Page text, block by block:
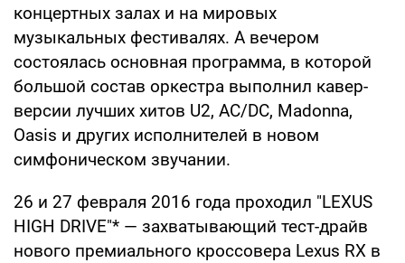
концертных залах и на мировых
музыкальных фестивалях. А вечером
состоялась основная программа, в которой
большой состав оркестра выполнил кавер-
версии лучших хитов U2, AC/DC, Madonna,
Oasis и других исполнителей в новом
симфоническом звучании.
26 и 27 февраля 2016 года проходил "LEXUS
HIGH DRIVE"* — захватывающий тест-драйв
нового премиального кроссовера Lexus RX в